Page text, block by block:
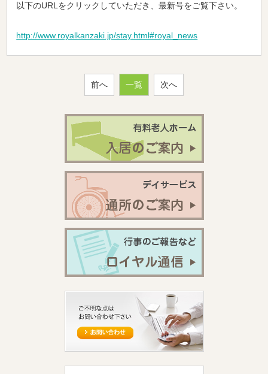
以下のURLをクリックしていただき、最新号をご覧下さい。
http://www.royalkanzaki.jp/stay.html#royal_news
前へ 一覧 次へ